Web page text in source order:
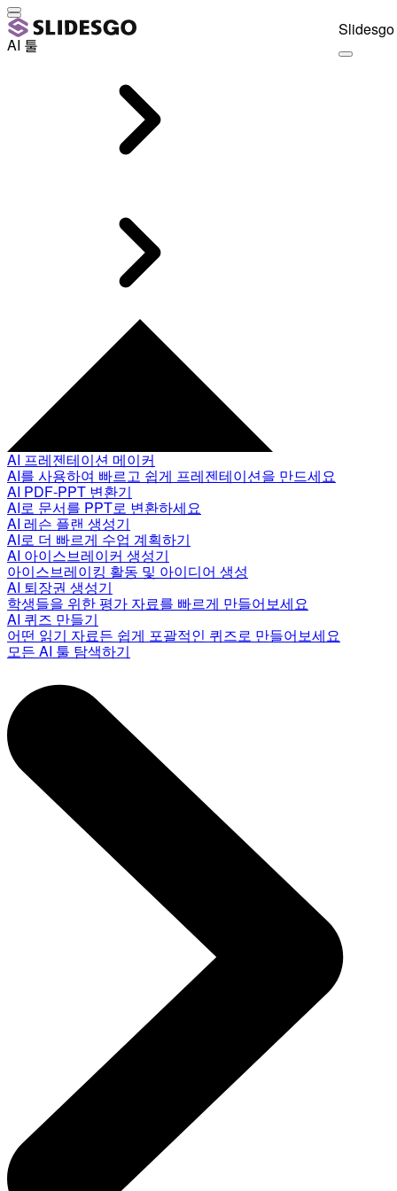
AI 툴
AI 프레젠테이션 메이커
AI를 사용하여 빠르고 쉽게 프레젠테이션을 만드세요
AI PDF-PPT 변환기
AI로 문서를 PPT로 변환하세요
AI 레슨 플랜 생성기
AI로 더 빠르게 수업 계획하기
AI 아이스브레이커 생성기
아이스브레이킹 활동 및 아이디어 생성
AI 퇴장권 생성기
학생들을 위한 평가 자료를 빠르게 만들어보세요
AI 퀴즈 만들기
어떤 읽기 자료든 쉽게 포괄적인 퀴즈로 만들어보세요
모든 AI 툴 탐색하기